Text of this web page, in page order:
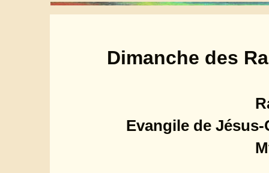
Dimanche des
Evangile de